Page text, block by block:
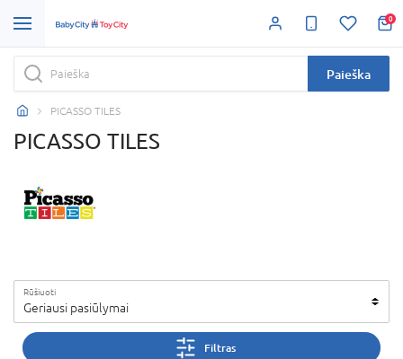
0
Paieška
PICASSO TILES
PICASSO TILES
Rūšiuoti
Geriausi pasiūlymai
Filtras